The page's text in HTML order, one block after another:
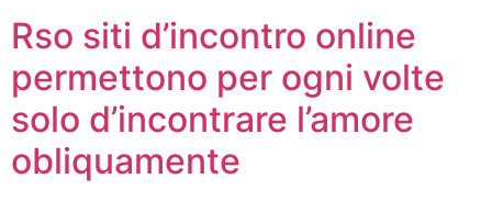
Rso siti d’incontro online
permettono per ogni volte
solo d’incontrare l’amore
obliquamente